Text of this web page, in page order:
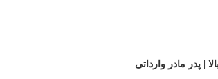
| پدر مادر وارداتی